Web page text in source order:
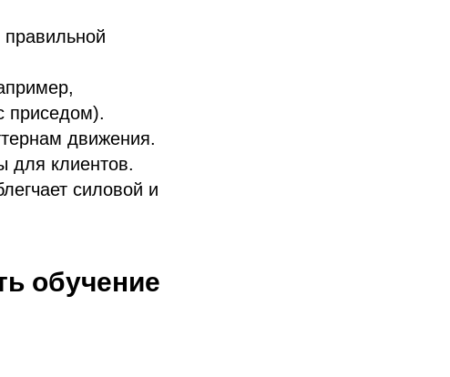
приседом).
движения.
для клиентов.
силовой и
обучение